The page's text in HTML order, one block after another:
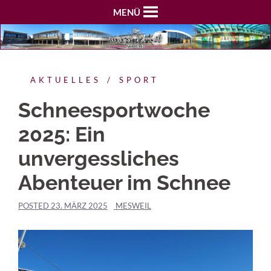
MENÜ
AKTUELLES SPORT
Schneesportwoche
2025: Ein
unvergessliches
Abenteuer im Schnee
POSTED 23. MÄRZ 2025 MESWEIL